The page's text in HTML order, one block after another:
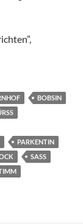
BOBSIN
PARKENTIN
SASS